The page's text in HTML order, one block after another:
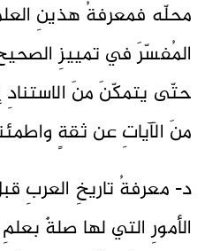
محلّه فمعرفةُ هذينِ
المُفسّرَ في تمييزِ
حتّى يتمكّنَ منَ الاستنادِ
منَ الآياتِ عن ثقةٍ
د- معرفةُ تاريخِ العربِ
الأمورِ التي لها صلةٌ